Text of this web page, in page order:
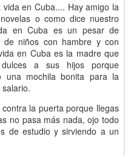
en Cuba.... Hay amigo la
o como dice nuestro
en Cuba es un pesar de
de niños con hambre y con
en Cuba es la madre que
a sus hijos porque
una mochila bonita para la
la puerta porque llegas
no pasa más nada, ojo todo
de estudio y sirviendo a un